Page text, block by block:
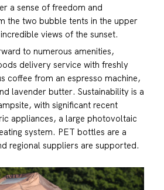
a sense of freedom and
the two bubble tents in the upper
views of the sunset.
to numerous amenities,
delivery service with freshly
coffee from an espresso machine,
lavender butter. Sustainability is a
with significant recent
appliances, a large photovoltaic
system. PET bottles are a
regional suppliers are supported.